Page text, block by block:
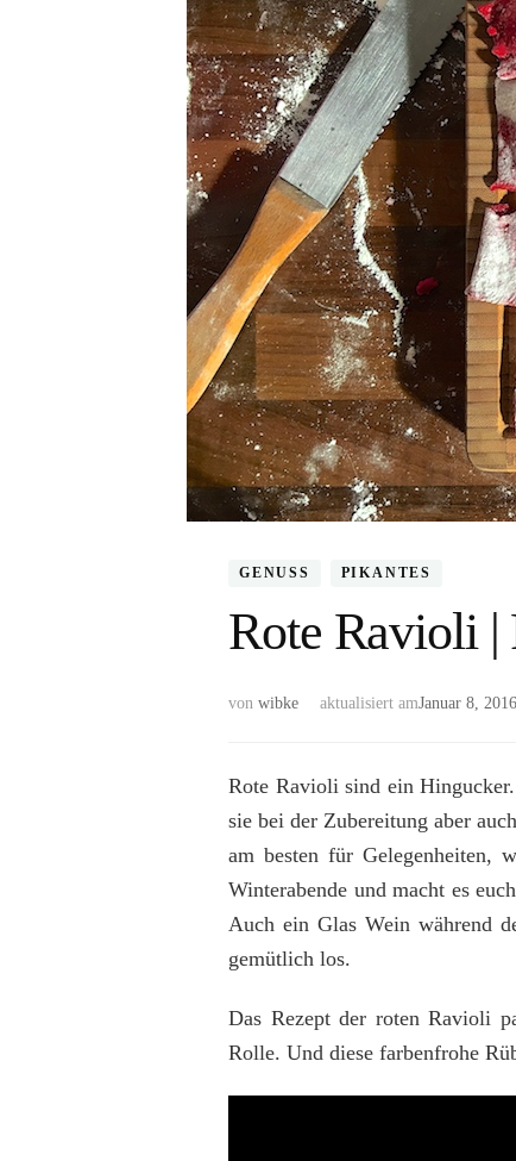
GENUSS PIKANTES
Rote Ravioli |
von wibke aktualisiert amJanuar 8, 2016
Rote Ravioli sind ein
sie bei der Zubereitung aber
am besten für Gelegenheiten,
Winterabende und macht es
Auch ein Glas Wein während
gemütlich los.
Das Rezept der roten Ravioli
Rolle. Und diese farbenfrohe